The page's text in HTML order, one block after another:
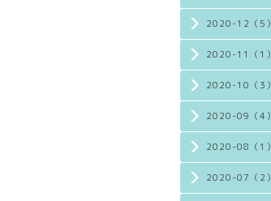
2020-12（5）
2020-11（1）
2020-10（3）
2020-09（4）
2020-08（1）
2020-07（2）